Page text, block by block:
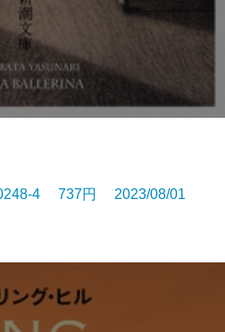
4 737円 2023/08/01